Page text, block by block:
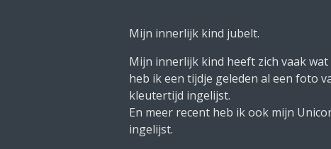
Mijn innerlijk kind jubelt.
Mijn innerlijk kind heeft zich vaak
heb ik een tijdje geleden al een foto
kleutertijd ingelijst.
En meer recent heb ik ook mijn
ingelijst.